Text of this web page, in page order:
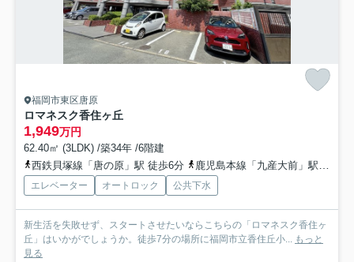
福岡市東区唐原
ロマネスク香住ヶ丘
1,949万円
62.40㎡ (3LDK) /築34年 /6階建
西鉄貝塚線「唐の原」駅 徒歩6分
鹿児島本線「九産大前」駅 徒歩9分
エレベーター オートロック 公共下水
新生活を失敗せず、スタートさせたいならこちらの「ロマネスク香住ヶ
丘」はいかがでしょうか。徒歩7分の場所に福岡市立香住丘小... もっと
見る